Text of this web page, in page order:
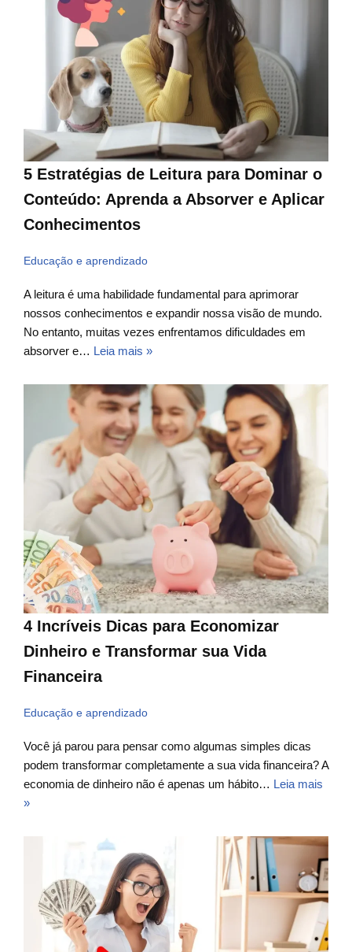
5 Estratégias de Leitura para Dominar o
Conteúdo: Aprenda a Absorver e Aplicar
Conhecimentos
Educação e aprendizado
A leitura é uma habilidade fundamental para aprimorar
nossos conhecimentos e expandir nossa visão de mundo.
No entanto, muitas vezes enfrentamos dificuldades em
absorver e… Leia mais »
4 Incríveis Dicas para Economizar
Dinheiro e Transformar sua Vida
Financeira
Educação e aprendizado
Você já parou para pensar como algumas simples dicas
podem transformar completamente a sua vida financeira? A
economia de dinheiro não é apenas um hábito… Leia mais
»